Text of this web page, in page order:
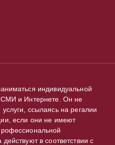
индивидуальной
и Интернете. Он не
ссылаясь на регалии
если они не имеют
в соответствии с